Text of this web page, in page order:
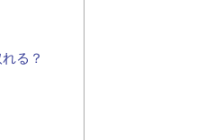
る？